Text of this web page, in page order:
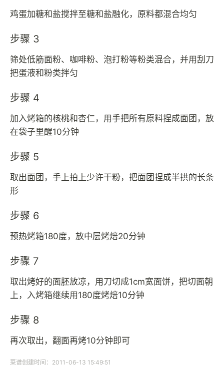
鸡蛋加糖和盐搅拌至糖和盐融化，原料都混合均匀
步骤 3
筛处低筋面粉、咖啡粉、泡打粉等粉类混合，并用刮刀
把蛋液和粉类拌匀
步骤 4
加入烤箱的核桃和杏仁，用手把所有原料捏成面团，放
在袋子里醒10分钟
步骤 5
取出面团，手上拍上少许干粉，把面团捏成半拱的长条
形
步骤 6
预热烤箱180度，放中层烤焙20分钟
步骤 7
取出烤好的面胚放凉，用刀切成1cm宽面饼，把切面朝
上，入烤箱继续用180度烤焙10分钟
步骤 8
再次取出，翻面再烤10分钟即可
菜谱创建时间：2011-06-13 15:49:51